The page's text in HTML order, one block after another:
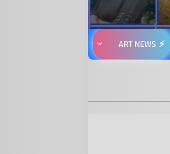
ART NEWS